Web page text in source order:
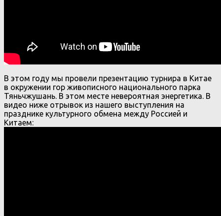
В этом году мы провели презентацию турнира в Китае
в окружении гор живописного национального парка
Тяньчжушань. В этом месте невероятная энергетика. В
видео ниже отрывок из нашего выступления на
празднике культурного обмена между Россией и
Китаем: